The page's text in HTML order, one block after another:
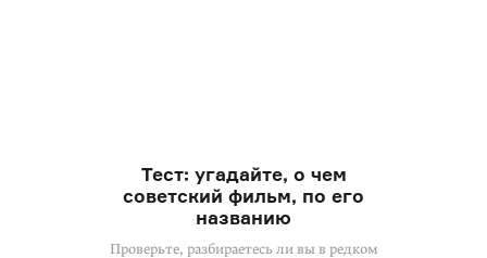
Тест: угадайте, о чем
советский фильм, по его
названию
Проверьте, разбираетесь ли вы в редком